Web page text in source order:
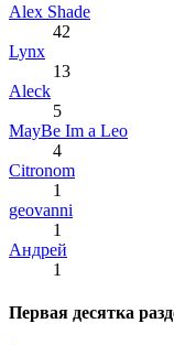
Alex Shade
42
Lynx
13
Aleck
5
MayBe Im a Leo
4
Citronom
1
geovanni
1
Андрей
1
Первая десятка